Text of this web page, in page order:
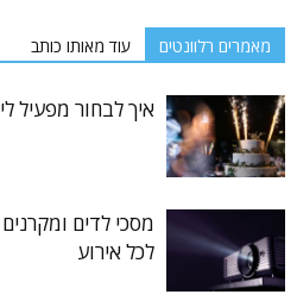
מאמרים רלוונטים עוד מאותו כותב
איך לבחור מפעיל
מסכי לדים
לכל אירוע